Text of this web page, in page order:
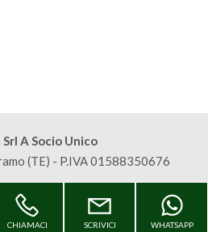
A Socio Unico
(TE) - P.IVA 01588350676
Policy Cookie Policy
CHIAMACI SCRIVICI WHATSAPP